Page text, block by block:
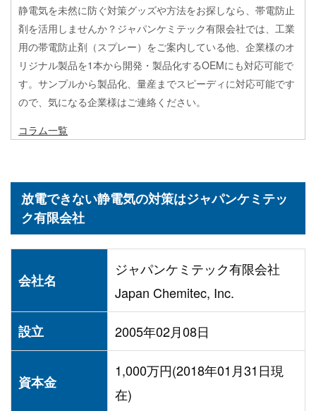
静電気を未然に防ぐ対策グッズや方法をお探しなら、帯電防止
剤を活用しませんか？ジャパンケミテック有限会社では、工業
用の帯電防止剤（スプレー）をご案内している他、企業様のオ
リジナル製品を1本から開発・製品化するOEMにも対応可能で
す。サンプルから製品化、量産までスピーディに対応可能です
ので、気になる企業様はご連絡ください。
コラム一覧
放電できない静電気の対策はジャパンケミテッ
ク有限会社
会社名
ジャパンケミテック有限会社
Japan Chemitec, Inc.
設立 2005年02月08日
資本金
1,000万円(2018年01月31日現
在)